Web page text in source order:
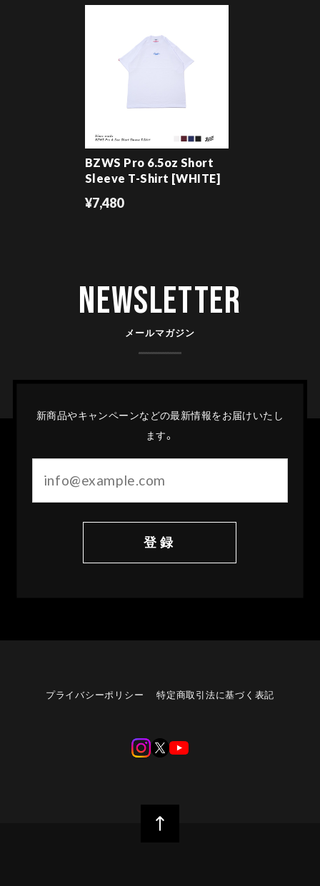
BZWS Pro 6.5oz Short
Sleeve T-Shirt [WHITE]
¥7,480
Newsletter
メールマガジン
新商品やキャンペーンなどの最新情報をお届けいたし
ます。
登録
プライバシーポリシー 特定商取引法に基づく表記